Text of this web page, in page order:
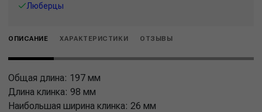
Люберцы
ОПИСАНИЕ ХАРАКТЕРИСТИКИ ОТЗЫВЫ
Общая длина: 197 мм
Длина клинка: 98 мм
Наибольшая ширина клинка: 26 мм